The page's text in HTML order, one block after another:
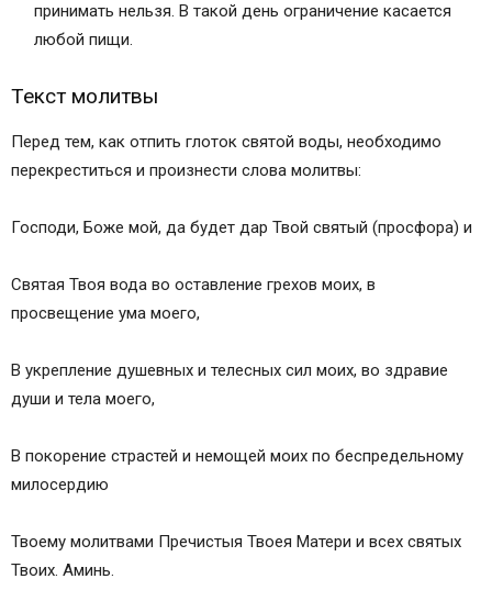
принимать нельзя. В такой день ограничение касается
любой пищи.
Текст молитвы
Перед тем, как отпить глоток святой воды, необходимо
перекреститься и произнести слова молитвы:
Господи, Боже мой, да будет дар Твой святый (просфора) и
Святая Твоя вода во оставление грехов моих, в
просвещение ума моего,
В укрепление душевных и телесных сил моих, во здравие
души и тела моего,
В покорение страстей и немощей моих по беспредельному
милосердию
Твоему молитвами Пречистыя Твоея Матери и всех святых
Твоих. Аминь.